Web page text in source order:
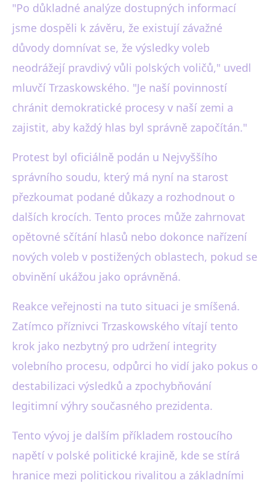
"Po důkladné analýze dostupných informací
jsme dospěli k závěru, že existují závažné
důvody domnívat se, že výsledky voleb
neodrážejí pravdivý vůli polských voličů," uvedl
mluvčí Trzaskowského. "Je naší povinností
chránit demokratické procesy v naší zemi a
zajistit, aby každý hlas byl správně započítán."
Protest byl oficiálně podán u Nejvyššího
správního soudu, který má nyní na starost
přezkoumat podané důkazy a rozhodnout o
dalších krocích. Tento proces může zahrnovat
opětovné sčítání hlasů nebo dokonce nařízení
nových voleb v postižených oblastech, pokud se
obvinění ukážou jako oprávněná.
Reakce veřejnosti na tuto situaci je smíšená.
Zatímco příznivci Trzaskowského vítají tento
krok jako nezbytný pro udržení integrity
volebního procesu, odpůrci ho vidí jako pokus o
destabilizaci výsledků a zpochybňování
legitimní výhry současného prezidenta.
Tento vývoj je dalším příkladem rostoucího
napětí v polské politické krajině, kde se stírá
hranice mezi politickou rivalitou a základními